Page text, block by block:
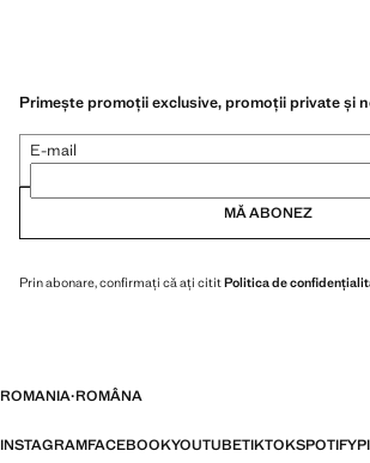
Primește promoții exclusive, promoții private și
E-mail
MĂ ABONEZ
Prin abonare, confirmați că ați cititPolitica de
ROMANIA·ROMÂNA
INSTAGRAMFACEBOOKYOUTUBETIKTOKSPOTIFY